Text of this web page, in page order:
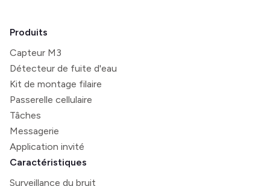
Produits
Capteur M3
Détecteur de fuite d'eau
Kit de montage filaire
Passerelle cellulaire
Tâches
Messagerie
Application invité
Caractéristiques
Surveillance du bruit